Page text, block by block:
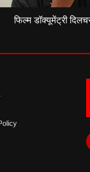
फिल्म डॉक्यूमेंट्री